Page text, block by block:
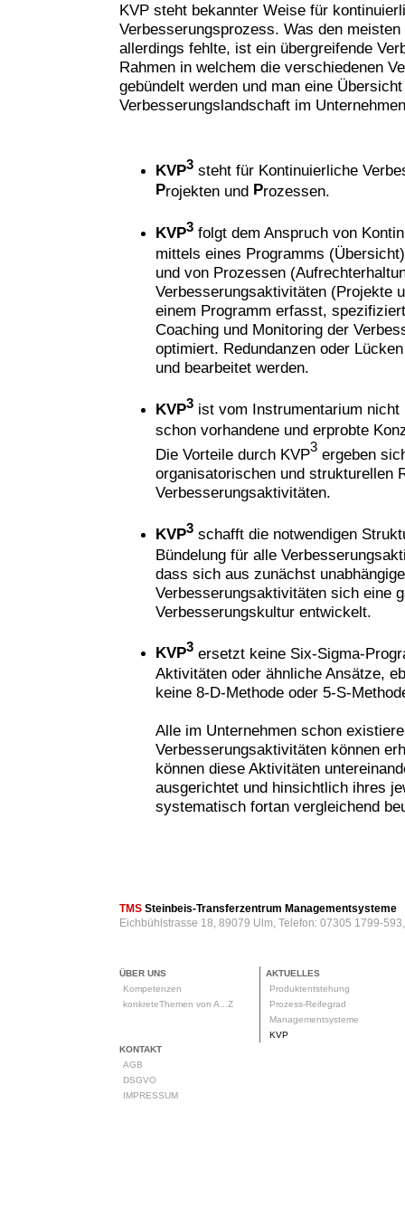
KVP steht bekannter Weise für
Verbesserungsprozess. Was den
allerdings fehlte, ist ein übergreifende
Rahmen in welchem die verschiedenen
gebündelt werden und man eine
Verbesserungslandschaft im
KVP3 steht für Kontinuierliche
Projekten und Prozessen.
KVP3 folgt dem Anspruch von
mittels eines Programms
und von Prozessen
Verbesserungsaktivitäten (Projekte
einem Programm erfasst,
Coaching und Monitoring der
optimiert. Redundanzen oder
und bearbeitet werden.
KVP3 ist vom Instrumentarium
schon vorhandene und erprobte
Die Vorteile durch KVP3 ergeben
organisatorischen und strukturellen
Verbesserungsaktivitäten.
KVP3 schafft die notwendigen
Bündelung für alle
dass sich aus zunächst
Verbesserungsaktivitäten sich eine
Verbesserungskultur entwickelt.
KVP3 ersetzt keine Six-Sigma-
Aktivitäten oder ähnliche Ansätze,
keine 8-D-Methode oder 5-S-
Alle im Unternehmen schon
Verbesserungsaktivitäten können
können diese Aktivitäten
ausgerichtet und hinsichtlich ihres
systematisch fortan vergleichend
TMS Steinbeis-Transferzentrum Managementsysteme
Eichbühlstrasse 18, 89079 Ulm, Telefon: 07305 1799-
ÜBER UNS
Kompetenzen
konkreteThemen von A...Z
AKTUELLES
Produktentstehung
Prozess-Reifegrad
Managementsysteme
KVP
KONTAKT
AGB
DSGVO
IMPRESSUM